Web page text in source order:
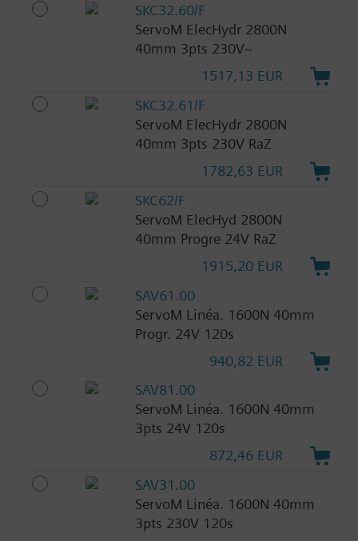
SKC32.60/F
ServoM ElecHydr 2800N
40mm 3pts 230V~
1517,13 EUR
SKC32.61/F
ServoM ElecHydr 2800N
40mm 3pts 230V RaZ
1782,63 EUR
SKC62/F
ServoM ElecHyd 2800N
40mm Progre 24V RaZ
1915,20 EUR
SAV61.00
ServoM Linéa. 1600N 40mm
Progr. 24V 120s
940,82 EUR
SAV81.00
ServoM Linéa. 1600N 40mm
3pts 24V 120s
872,46 EUR
SAV31.00
ServoM Linéa. 1600N 40mm
3pts 230V 120s